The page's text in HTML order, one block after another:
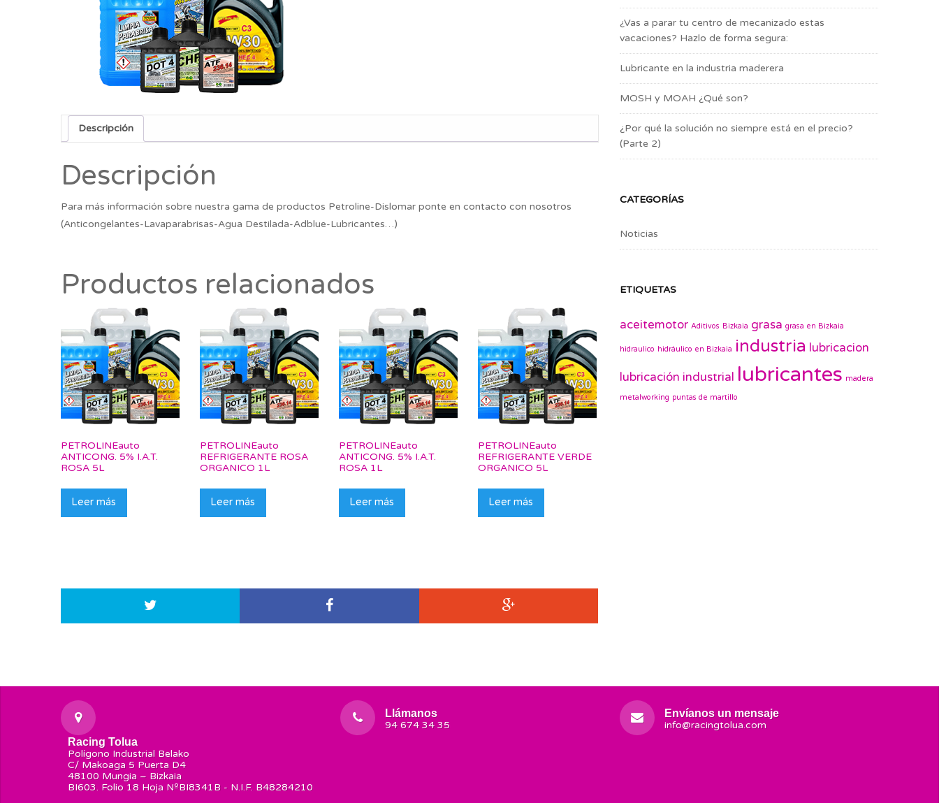
Descripción
Descripción
Para más información sobre nuestra gama de productos Petroline-Dislomar ponte en contacto con nosotros
(Anticongelantes-Lavaparabrisas-Agua Destilada-Adblue-Lubricantes…)
Productos relacionados
PETROLINEauto
ANTICONG. 5% I.A.T.
ROSA 5L
Leer más
PETROLINEauto
REFRIGERANTE ROSA
ORGANICO 1L
Leer más
PETROLINEauto
ANTICONG. 5% I.A.T.
ROSA 1L
Leer más
PETROLINEauto
REFRIGERANTE VERDE
ORGANICO 5L
Leer más
¿Vas a parar tu centro de mecanizado estas
vacaciones? Hazlo de forma segura:
Lubricante en la industria maderera
MOSH y MOAH ¿Qué son?
¿Por qué la solución no siempre está en el precio?
(Parte 2)
CATEGORÍAS
Noticias
ETIQUETAS
aceitemotor Aditivos Bizkaia grasa grasa en Bizkaia
hidraulico hidráulico en Bizkaia industria lubricacion
lubricación industrial lubricantes madera
metalworking puntas de martillo
Racing Tolua
Polígono Industrial Belako
C/ Makoaga 5 Puerta D4
48100 Mungia – Bizkaia
BI603. Folio 18 Hoja NºBI8341B - N.I.F. B48284210
Llámanos
94 674 34 35
Envíanos un mensaje
info@racingtolua.com